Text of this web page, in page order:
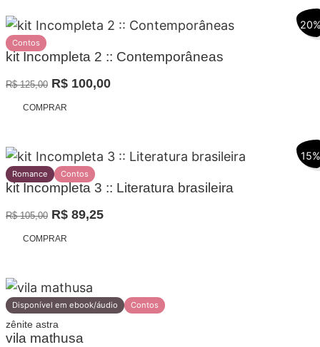
R$ 243,00.R$ 170,10.
Contos
kit Incompleta 2 :: Contemporâneas
R$125,00 O
preço
R$ 125,00.
R$ 100,00O
R$ 100,00.
COMPRAR
15%
Contos
Romance
kit Incompleta 3 :: Literatura brasileira
R$105,00 O
preço
R$ 105,00.
R$ 89,25O
COMPRAR
Contos
Disponível em ebook/áudio
zênite astra
vila mathusa